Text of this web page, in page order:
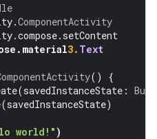
.ComponentActivity
.compose. setContent
. material3. Text
()
{
(savedInstanceState :
(savedInstanceState)
world!" )